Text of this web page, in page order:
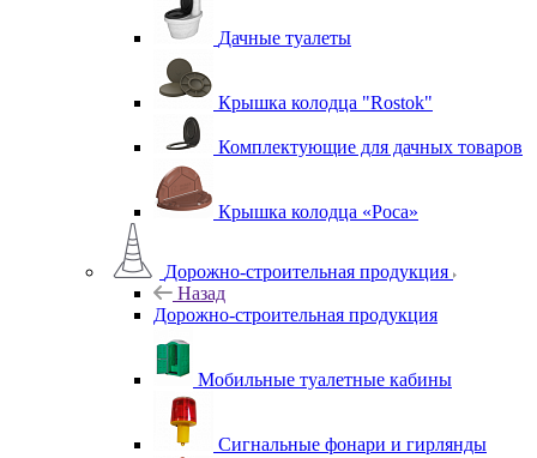
Дачные туалеты
Крышка колодца "Rostok"
Комплектующие для дачных товаров
Крышка колодца «Роса»
Дорожно-строительная продукция
Назад
Дорожно-строительная продукция
Мобильные туалетные кабины
Сигнальные фонари и гирлянды